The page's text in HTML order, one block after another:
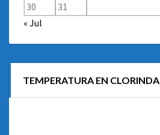
30
31
« Jul
TEMPERATURA EN CLORINDA